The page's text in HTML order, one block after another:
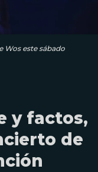
Wos este sábado
y factos,
de